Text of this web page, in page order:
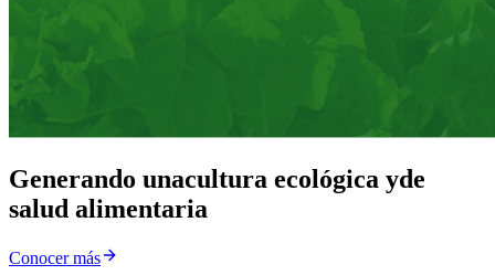
Generando unacultura ecológica yde
salud alimentaria
Conocer más